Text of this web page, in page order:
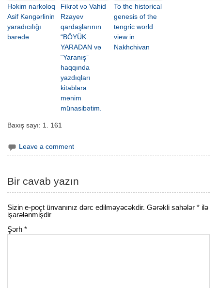
Həkim narkoloq
Asif Kəngərlinin
yaradıcılığı
barədə
Fikrət və Vahid
Rzayev
qardaşlarının
“BÖYÜK
YARADAN və
“Yaranış”
haqqında
yazdıqları
kitablara
mənim
münasibətim.
To the historical
genesis of the
tengric world
view in
Nakhchivan
Baxış sayı: 1. 161
Leave a comment
Bir cavab yazın
Sizin e-poçt ünvanınız dərc edilməyəcəkdir. Gərəkli sahələr* ilə
işarələnmişdir
Şərh*